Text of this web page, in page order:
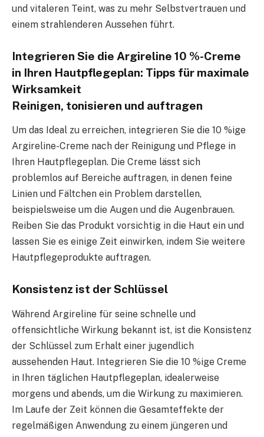
und vitaleren Teint, was zu mehr Selbstvertrauen und
einem strahlenderen Aussehen führt.
Integrieren Sie die Argireline 10 %-Creme
in Ihren Hautpflegeplan: Tipps für maximale
Wirksamkeit
Reinigen, tonisieren und auftragen
Um das Ideal zu erreichen, integrieren Sie die 10 %ige
Argireline-Creme nach der Reinigung und Pflege in
Ihren Hautpflegeplan. Die Creme lässt sich
problemlos auf Bereiche auftragen, in denen feine
Linien und Fältchen ein Problem darstellen,
beispielsweise um die Augen und die Augenbrauen.
Reiben Sie das Produkt vorsichtig in die Haut ein und
lassen Sie es einige Zeit einwirken, indem Sie weitere
Hautpflegeprodukte auftragen.
Konsistenz ist der Schlüssel
Während Argireline für seine schnelle und
offensichtliche Wirkung bekannt ist, ist die Konsistenz
der Schlüssel zum Erhalt einer jugendlich
aussehenden Haut. Integrieren Sie die 10 %ige Creme
in Ihren täglichen Hautpflegeplan, idealerweise
morgens und abends, um die Wirkung zu maximieren.
Im Laufe der Zeit können die Gesamteffekte der
regelmäßigen Anwendung zu einem jüngeren und